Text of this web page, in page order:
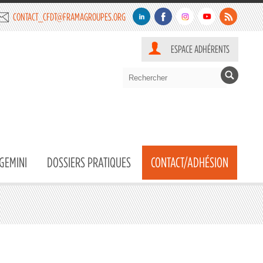
CONTACT_CFDT@FRAMAGROUPES.ORG
ESPACE ADHÉRENTS
DOSSIERS PRATIQUES CONTACT/ADHÉSION